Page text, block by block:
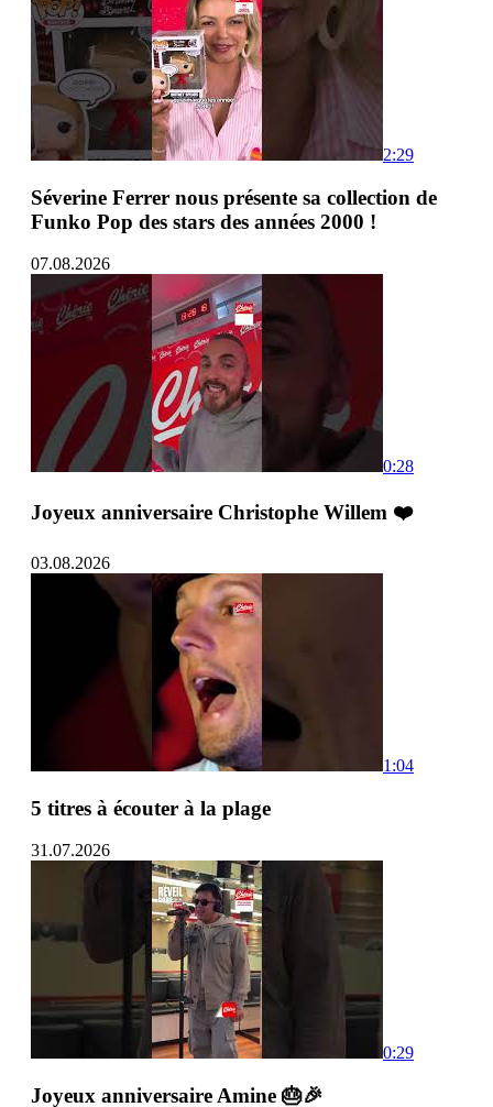
2:29
Séverine Ferrer nous présente sa collection de
Funko Pop des stars des années 2000 !
07.08.2026
0:28
Joyeux anniversaire Christophe Willem ❤️
03.08.2026
1:04
5 titres à écouter à la plage
31.07.2026
0:29
Joyeux anniversaire Amine 🎂🎉